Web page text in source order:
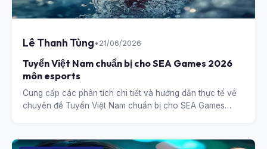
Lê Thanh Tùng • 21/06/2026
Tuyển Việt Nam chuẩn bị cho SEA Games 2026
môn esports
Cung cấp các phân tích chi tiết và hướng dẫn thực tế về
chuyên đề Tuyển Việt Nam chuẩn bị cho SEA Games